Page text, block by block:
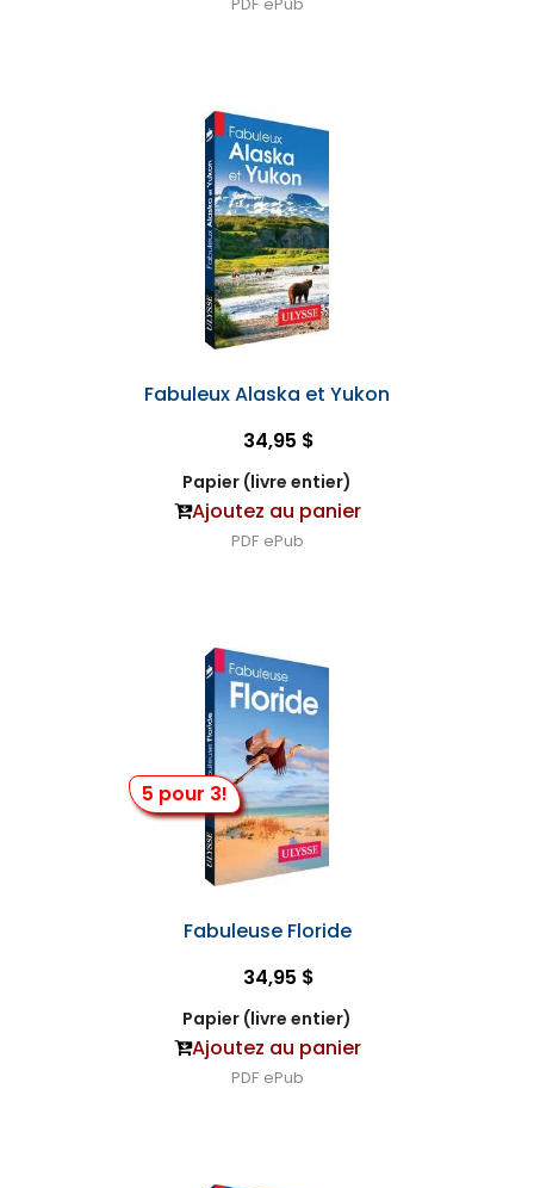
Fabuleux Alaska et Yukon
34,95 $
Papier (livre entier)
Ajoutez au panier
PDF ePub
5 pour 3!
Fabuleuse Floride
34,95 $
Papier (livre entier)
Ajoutez au panier
PDF ePub